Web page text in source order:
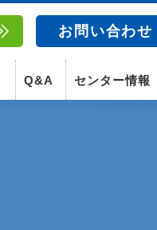
お問い合わせ
Q&A センター情報